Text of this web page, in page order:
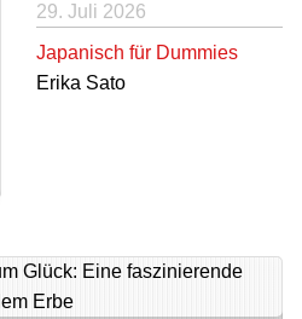
29. Juli 2026
Japanisch für Dummies
Erika Sato